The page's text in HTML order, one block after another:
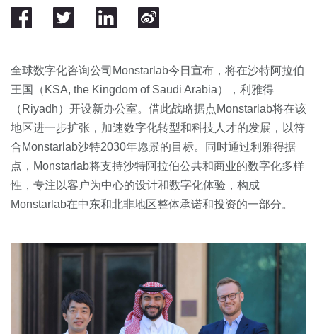
全球数字化咨询公司Monstarlab今日宣布，将在沙特阿拉伯
王国（KSA, the Kingdom of Saudi Arabia），利雅得
（Riyadh）开设新办公室。借此战略据点Monstarlab将在该
地区进一步扩张，加速数字化转型和科技人才的发展，以符
合Monstarlab沙特2030年愿景的目标。同时通过利雅得据
点，Monstarlab将支持沙特阿拉伯公共和商业的数字化多样
性，专注以客户为中心的设计和数字化体验，构成
Monstarlab在中东和北非地区整体承诺和投资的一部分。